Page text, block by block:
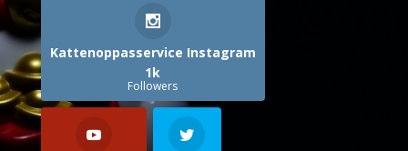
Kattenoppasservice Instagram
1k
Followers